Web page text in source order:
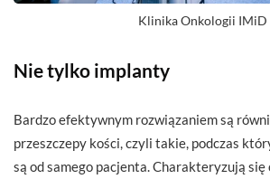
Klinika Onkologii IMiD
Nie tylko implanty
Bardzo efektywnym rozwiązaniem są
przeszczepy kości, czyli takie, podczas
są od samego pacjenta. Charakteryzują się